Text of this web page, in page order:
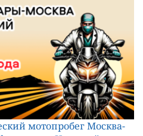
мотопробег Москва-